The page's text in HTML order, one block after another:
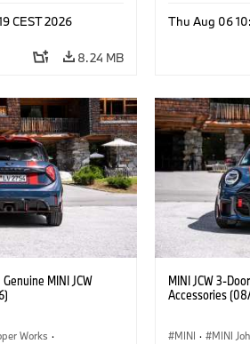
CEST 2026
8.24 MB
Thu Aug 06
MINI JCW
Works ·
MINI JCW 3-
Accessories
MINI · MINI